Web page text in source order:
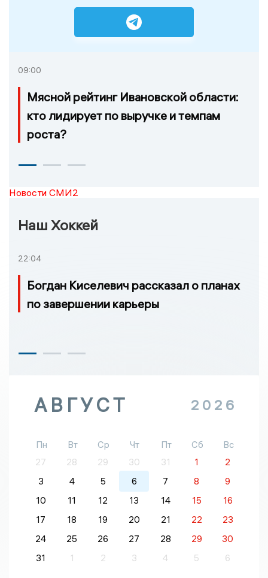
09:00
Мясной рейтинг Ивановской области:
кто лидирует по выручке и темпам
роста?
Новости СМИ2
Наш Хоккей
22:04
Богдан Киселевич рассказал о планах
по завершении карьеры
АВГУСТ 2026
Пн Вт Ср Чт Пт Сб
Вс
27
28 29 30 31 1
2
3
4 5 6 7 8
9
10
11 12 13 14 15
16
17
18 19 20 21 22
23
24
25 26 27 28 29
30
31
1 2 3 4 5 6